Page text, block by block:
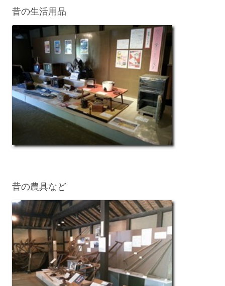
昔の生活用品
昔の農具など